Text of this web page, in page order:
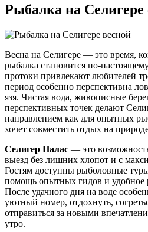
Рыбалка на
Весна на Селигере — это время,
рыбалка становится по-
протоки привлекают любителей
период особенно перспективна
язя. Чистая вода, живописные
перспективных точек делают
направлением как для опытных
хочет совместить отдых на
Селигер Палас — это
выезд без лишних хлопот и с
Гостям доступны рыболовные
помощь опытных гидов и удобное
После удачного дня на воде
уютный номер, отдохнуть,
отправиться за новыми
утро.